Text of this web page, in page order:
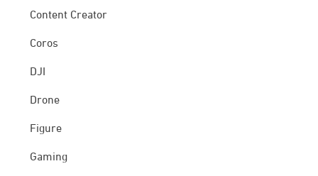
Content Creator
Coros
DJI
Drone
Figure
Gaming